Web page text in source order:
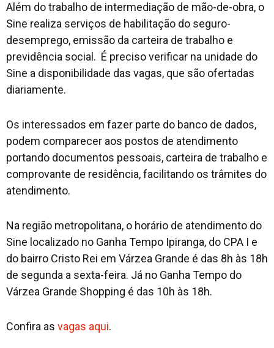
Além do trabalho de intermediação de mão-de-obra, o
Sine realiza serviços de habilitação do seguro-
desemprego, emissão da carteira de trabalho e
previdência social. É preciso verificar na unidade do
Sine a disponibilidade das vagas, que são ofertadas
diariamente.
Os interessados em fazer parte do banco de dados,
podem comparecer aos postos de atendimento
portando documentos pessoais, carteira de trabalho e
comprovante de residência, facilitando os trâmites do
atendimento.
Na região metropolitana, o horário de atendimento do
Sine localizado no Ganha Tempo Ipiranga, do CPA I e
do bairro Cristo Rei em Várzea Grande é das 8h às 18h
de segunda a sexta-feira. Já no Ganha Tempo do
Várzea Grande Shopping é das 10h às 18h.
Confira as vagas aqui.